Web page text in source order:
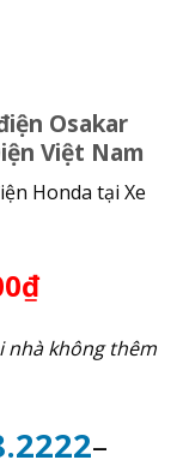
Osakar
Việt Nam
Honda tại Xe
nhà không thêm
–